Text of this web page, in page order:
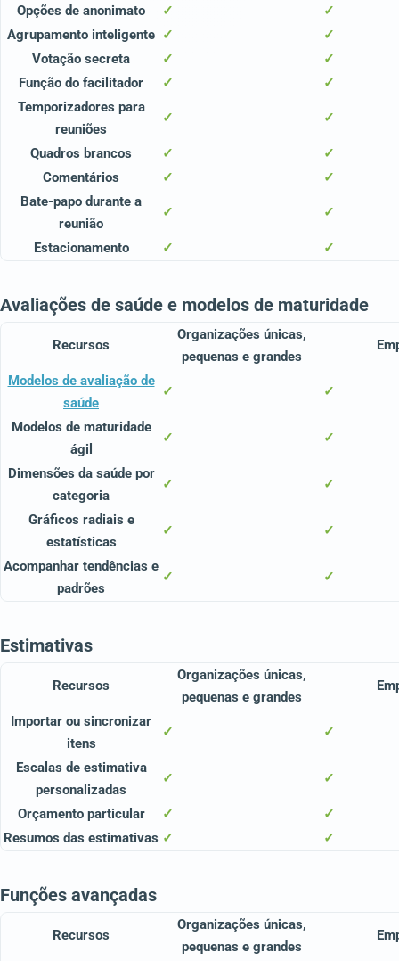
Opções de anonimato ✓
✓
Agrupamento inteligente ✓
✓
Votação secreta
✓
✓
Função do facilitador
✓
✓
Temporizadores para
reuniões
✓ ✓
Quadros brancos ✓
✓
Comentários
✓
✓
Bate-papo durante a
reunião
✓ ✓
Estacionamento ✓ ✓
Avaliações de saúde e modelos de maturidade
Recursos
Organizações únicas,
pequenas e grandes
Modelos de avaliação de
saúde
✓ ✓
Modelos de maturidade
ágil
✓ ✓
Dimensões da saúde por
categoria
✓ ✓
Gráficos radiais e
estatísticas
✓ ✓
Acompanhar tendências e
padrões
✓ ✓
Estimativas
Recursos
Organizações únicas,
pequenas e grandes
Importar ou sincronizar
itens
✓ ✓
Escalas de estimativa
personalizadas
✓ ✓
Orçamento particular ✓
✓
Resumos das estimativas ✓ ✓
Funções avançadas
Recursos
Organizações únicas,
pequenas e grandes